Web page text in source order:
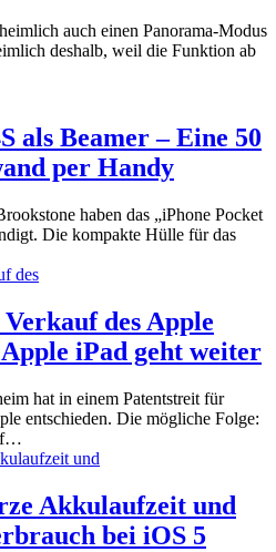
auch einen Panorama-Modus
deshalb, weil die Funktion ab
als Beamer – Eine 50
per Handy
haben das „iPhone Pocket
Die kompakte Hülle für das
des Apple
iPad geht weiter
hat in einem Patentstreit für
entschieden. Die mögliche Folge:
Akkulaufzeit und
bei iOS 5